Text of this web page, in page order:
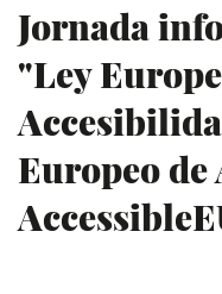
Jornada
"Ley
Europeo